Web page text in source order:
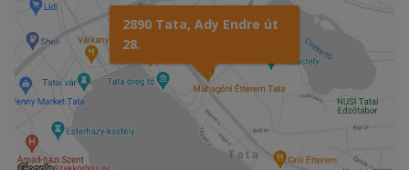
2890 Tata, Ady Endre út
28.